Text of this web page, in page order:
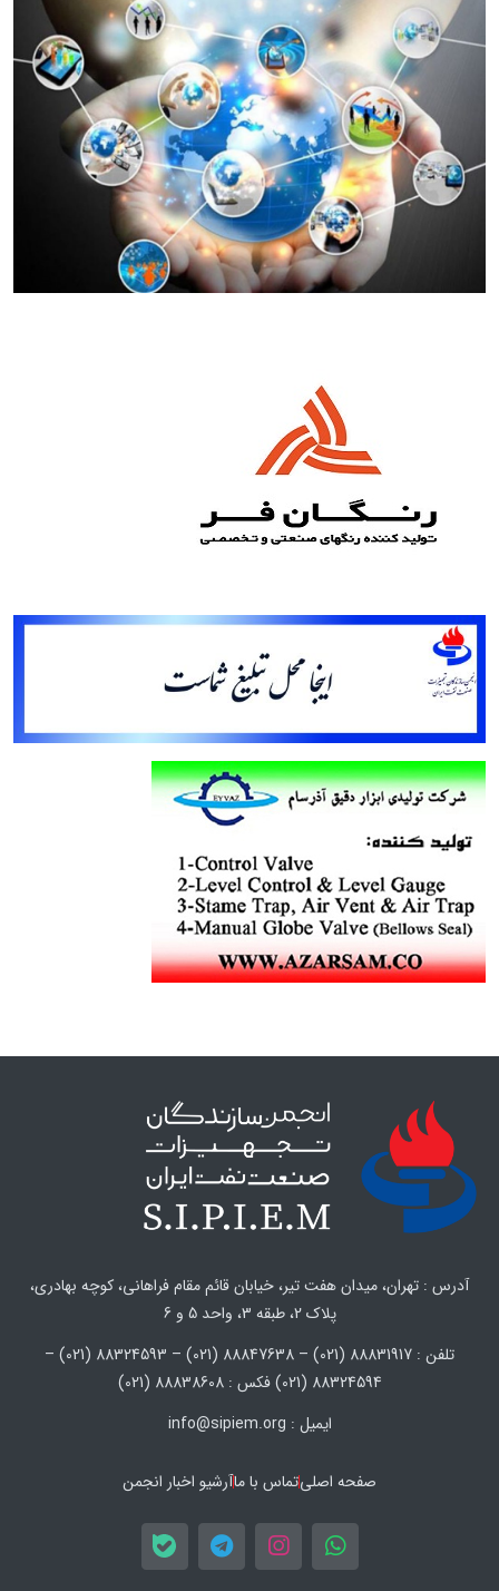
آدرس : تهران، میدان هفت تیر، خیابان قائم مقام فراهانی، کوچه بهادری،
پلاک 2، طبقه 3، واحد 5 و 6
تلفن : 88831917 (021) – 88847638 (021) – 88324593 (021) –
88324594 (021) فکس : 88838608 (021)
ایمیل : info@sipiem.org
صفحه اصلیتماس با ماآرشیو اخبار انجمن